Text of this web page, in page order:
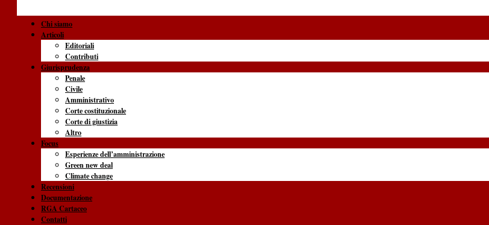
Chi siamo
Articoli
Editoriali
Contributi
Giurisprudenza
Penale
Civile
Amministrativo
Corte costituzionale
Corte di giustizia
Altro
Focus
Esperienze dell’amministrazione
Green new deal
Climate change
Recensioni
Documentazione
RGA Cartaceo
Contatti